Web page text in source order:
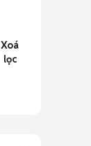
Xoá
lọc